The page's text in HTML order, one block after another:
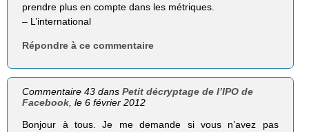
prendre plus en compte dans les métriques.
– L’international
Répondre à ce commentaire
Commentaire 43 dansPetit décryptage de l’IPO de
Facebook , le 6 février 2012
Bonjour à tous. Je me demande si vous n’avez pas